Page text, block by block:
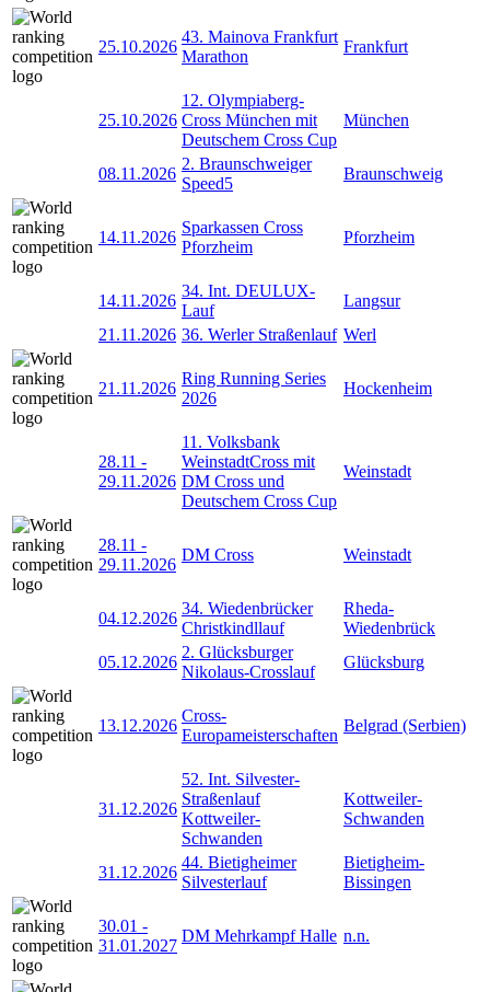
25.10.2026
43. Mainova Frankfurt
Marathon
Frankfurt
25.10.2026
12. Olympiaberg-
Cross München mit
Deutschem Cross Cup
München
08.11.2026
2. Braunschweiger
Speed5
Braunschweig
14.11.2026
Sparkassen Cross
Pforzheim
Pforzheim
14.11.2026
34. Int. DEULUX-
Lauf
Langsur
21.11.2026 36. Werler Straßenlauf Werl
21.11.2026
Ring Running Series
2026
Hockenheim
28.11 -
29.11.2026
11. Volksbank
WeinstadtCross mit
DM Cross und
Deutschem Cross Cup
Weinstadt
28.11 -
29.11.2026
DM Cross Weinstadt
04.12.2026
34. Wiedenbrücker
Christkindllauf
Rheda-
Wiedenbrück
05.12.2026
2. Glücksburger
Nikolaus-Crosslauf
Glücksburg
13.12.2026
Cross-
Europameisterschaften
Belgrad (Serbien)
31.12.2026
52. Int. Silvester-
Straßenlauf
Kottweiler-
Schwanden
Kottweiler-
Schwanden
31.12.2026
44. Bietigheimer
Silvesterlauf
Bietigheim-
Bissingen
30.01 -
31.01.2027
DM Mehrkampf Halle n.n.